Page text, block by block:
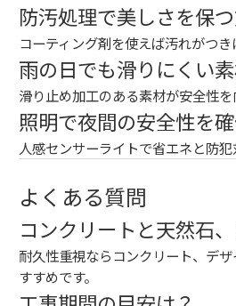
防汚処理で美しさを保
コーティング剤を使えば汚れがつき
雨の日でも滑りにくい
滑り止め加工のある素材が安全性を
照明で夜間の安全性を
人感センサーライトで省エネと防犯
よくある質問
コンクリートと天然石
耐久性重視ならコンクリート、デ
すすめです。